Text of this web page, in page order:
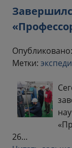
Метки:
26…